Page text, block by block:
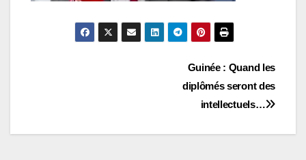
l’article
Guinée : Quand les
diplômés seront des
intellectuels…